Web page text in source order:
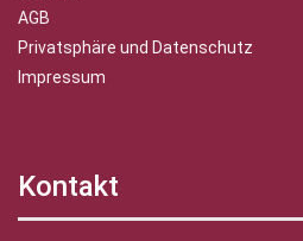
AGB
Privatsphäre und Datenschutz
Impressum
Kontakt